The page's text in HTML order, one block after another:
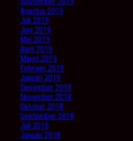
Agustus 2019
Juli 2019
Juni 2019
Mei 2019
April 2019
Maret 2019
Februari 2019
Januari 2019
Desember 2018
November 2018
Oktober 2018
September 2018
Juli 2018
Januari 2018